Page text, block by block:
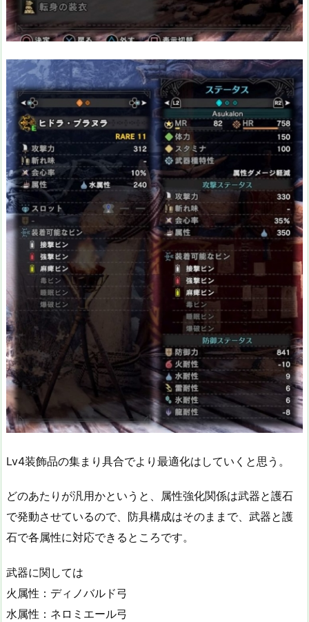
Lv4装飾品の集まり具合でより最適化はしていくと思う。
どのあたりが汎用かというと、属性強化関係は武器と護石
で発動させているので、防具構成はそのままで、武器と護
石で各属性に対応できるところです。
武器に関しては
火属性：ディノバルド弓
水属性：ネロミエール弓